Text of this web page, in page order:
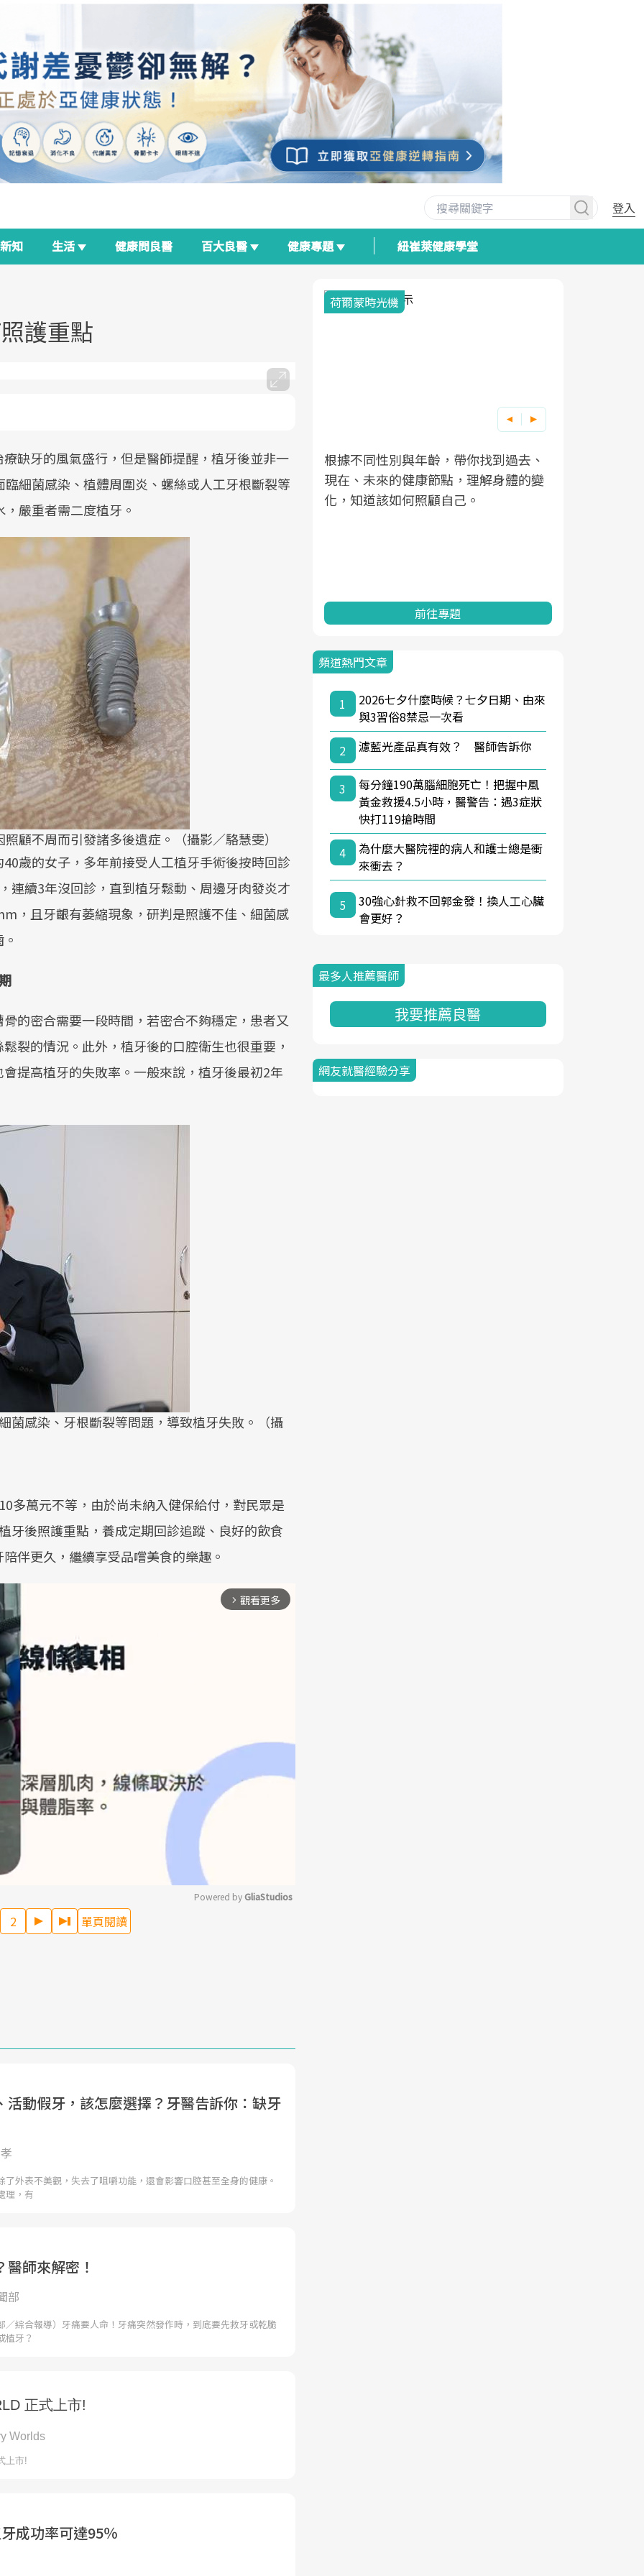
登入
新知 生活 健康問良醫 百大良醫 健康專題 紐崔萊健康學堂
護重點
缺牙的風氣盛行，但是醫師提醒，植牙後並非一
細菌感染、植體周圍炎、螺絲或人工牙根斷裂等
嚴重者需二度植牙。
顧不周而引發諸多後遺症。（攝影／駱慧雯）
歲的女子，多年前接受人工植牙手術後按時回診
連續3年沒回診，直到植牙鬆動、周邊牙肉發炎才
，且牙齦有萎縮現象，研判是照護不佳、細菌感
的密合需要一段時間，若密合不夠穩定，患者又
裂的情況。此外，植牙後的口腔衛生也很重要，
提高植牙的失敗率。一般來說，植牙後最初2年
菌感染、牙根斷裂等問題，導致植牙失敗。（攝
多萬元不等，由於尚未納入健保給付，對民眾是
牙後照護重點，養成定期回診追蹤、良好的飲食
伴更久，繼續享受品嚐美食的樂趣。
arrow_forward_ios 觀看更多
Powered by GliaStudios
2 單頁閱讀
活動假牙，該怎麼選擇？牙醫告訴你：缺牙
了外表不美觀，失去了咀嚼功能，還會影響口腔甚至全身的健康。
理，有
師來解密！
部
／綜合報導）牙痛要人命！牙痛突然發作時，到底要先救牙或乾脆
植牙？
成功率可達95％
面對超高齡社會的浪潮，台灣正在快速
邁向「健康照護」的新時代。隨著國家
照3.0」的推進，「預防醫學」已成全民
關注的核心議題。然而，健檢不只是醫
療院所的服務，更是民眾了解自身健康
狀況、啟動健康管理的重要起點。
2025年，就到良醫生活祭體驗「一站式
健康新生活」，從講座、體驗到運動，
良醫健康網從「換季的身體變化」出
發，透過醫學觀點與日常感受的對話，
改善行動。
荷爾蒙時光機
根據不同性別與年齡，帶你找到過去、
現在、未來的健康節點，理解身體的變
化，知道該如何照顧自己。
前往專題
頻道熱門文章
1
2026七夕什麼時候？七夕日期、由來
與3習俗8禁忌一次看
2
濾藍光產品真有效？ 醫師告訴你
3
每分鐘190萬腦細胞死亡！把握中風
黃金救援4.5小時，醫警告：遇3症狀
快打119搶時間
4
為什麼大醫院裡的病人和護士總是衝
來衝去？
5
30強心針救不回郭金發！換人工心臟
會更好？
最多人推薦醫師
我要推薦良醫
網友就醫經驗分享